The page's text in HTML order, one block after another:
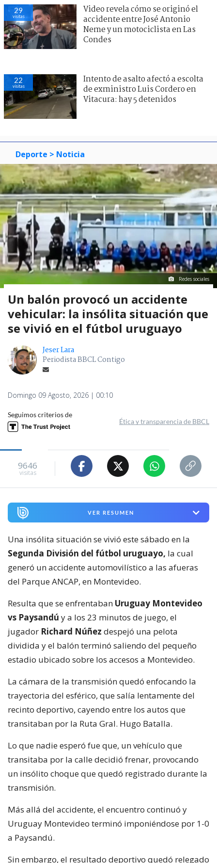
29
visitas
Video revela cómo se originó el
accidente entre José Antonio
Neme y un motociclista en Las
Condes
22
visitas
Intento de asalto afectó a escolta
de exministro Luis Cordero en
Vitacura: hay 5 detenidos
Deporte > Noticia
Redes sociales
Un balón provocó un accidente
vehicular: la insólita situación que
se vivió en el fútbol uruguayo
Jeser Lara
Periodista BBCL Contigo
Domingo 09 Agosto, 2026 | 00:10
Seguimos criterios de
Ética y transparencia de BBCL
9646
visitas
VER RESUMEN
Una insólita situación se vivió este sábado en la
Segunda División del fútbol uruguayo, la cual
generó un accidente automovilístico a las afueras
del Parque ANCAP, en Montevideo.
Resulta que se enfrentaban Uruguay Montevideo
vs Paysandú y a los 23 minutos de juego, el
jugador Richard Núñez despejó una pelota
dividida y el balón terminó saliendo del pequeño
estadio ubicado sobre los accesos a Montevideo.
La cámara de la transmisión quedó enfocando la
trayectoria del esférico, que salía lentamente del
recinto deportivo, cayendo entre los autos que
transitaban por la Ruta Gral. Hugo Batalla.
Lo que nadie esperó fue que, un vehículo que
transitaba por la calle decidió frenar, provocando
un insólito choque que quedó registrado durante la
transmisión.
Más allá del accidente, el encuentro continuó y
Uruguay Montevideo terminó imponiéndose por 1-0
a Paysandú.
Sin embargo, el resultado deportivo quedó relegado